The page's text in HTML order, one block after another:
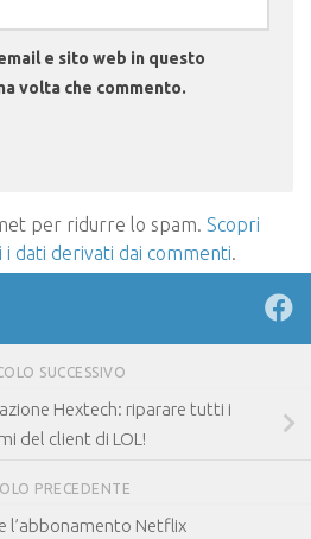
e sito web in questo
volta che commento.
per ridurre lo spam. Scopri
dati derivati dai commenti.
SUCCESSIVO
Hextech: riparare tutti i
del client di LOL!
PRECEDENTE
l’abbonamento Netflix